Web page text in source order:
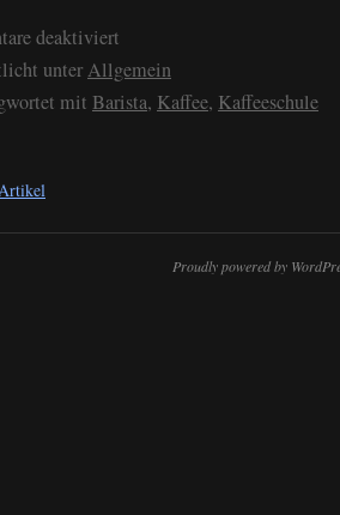
deaktiviert
unterAllgemein
mit Barista, Kaffee, Kaffeeschule
Proudly powered by